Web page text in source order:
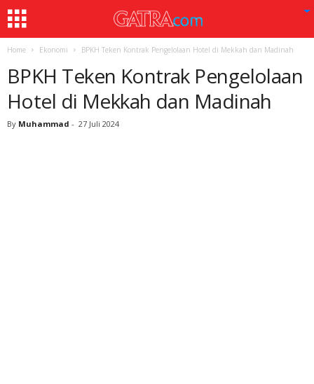
Home Ekonomi BPKH Teken Kontrak Pengelolaan Hotel di Mekkah dan Madinah
BPKH Teken Kontrak Pengelolaan
Hotel di Mekkah dan Madinah
By Muhammad - 27 Juli 2024